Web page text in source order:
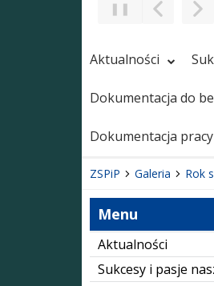
Poprzedni
❚❚
Aktualności
Dokumentacja do
Dokumentacja
ZSPiP Galeria Rok
Menu
Aktualności
Sukcesy i pasje